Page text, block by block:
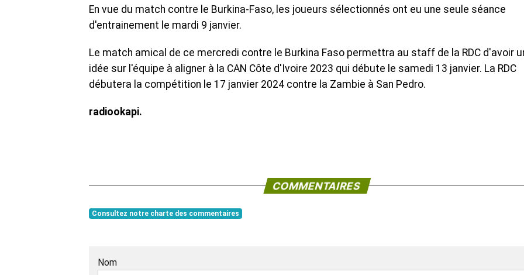
En vue du match contre le Burkina-Faso, les joueurs sélectionnés ont eu une seule séance
d'entrainement le mardi 9 janvier.
Le match amical de ce mercredi contre le Burkina Faso permettra au staff de la RDC d'avoir
idée sur l'équipe à aligner à la CAN Côte d'Ivoire 2023 qui débute le samedi 13 janvier. La RDC
débutera la compétition le 17 janvier 2024 contre la Zambie à San Pedro.
radiookapi.
COMMENTAIRES
Consultez notre charte des commentaires
Nom